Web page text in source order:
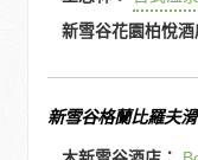
新雪谷花園柏悅酒
新雪谷格蘭比羅夫